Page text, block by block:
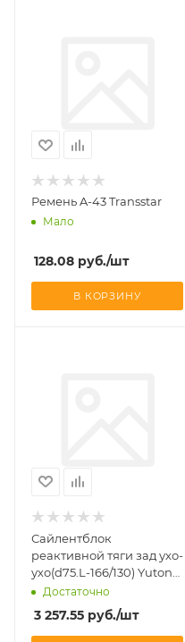
Ремень A-43 Transstar
Мало
128.08 руб./шт
В КОРЗИНУ
Сайлентблок
реактивной тяги зад ухо-
ухо(d75.L-166/130) Yutong
6122H9
Достаточно
3 257.55 руб./шт